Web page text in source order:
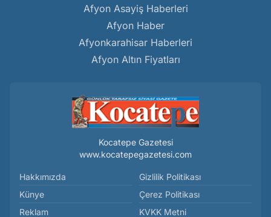
Afyon Asayiş Haberleri
Afyon Haber
Afyonkarahisar Haberleri
Afyon Altın Fiyatları
Kocatepe Gazetesi
www.kocatepegazetesi.com
Hakkımızda
Künye
Reklam
Gizlilik Politikası
Çerez Politikası
KVKK Metni